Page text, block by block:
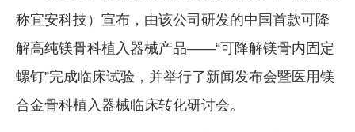
镁钛
地矿 建设
党建工作
企业文化
称宜安科技）宣布，由该公司研发的中国首款可降
解高纯镁骨科植入器械产品——“可降解镁骨内固定
螺钉”完成临床试验，并举行了新闻发布会暨医用镁
合金骨科植入器械临床转化研讨会。